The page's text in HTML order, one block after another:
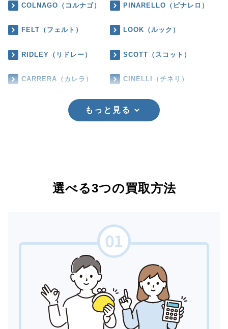
COLNAGO（コルナゴ） PINARELLO（ピナレロ）
FELT（フェルト） LOOK（ルック）
RIDLEY（リドレー） SCOTT（スコット）
CARRERA（カレラ） CINELLI（チネリ）
もっと見る
選べる3つの買取方法